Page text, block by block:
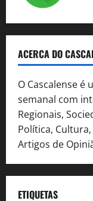
ACERCA DO
O Cascalense é
semanal com
Regionais,
Política,
Artigos de
ETIQUETAS